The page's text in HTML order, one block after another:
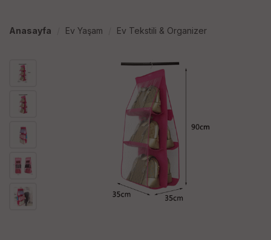
Anasayfa Ev Yaşam Ev Tekstili & Organizer